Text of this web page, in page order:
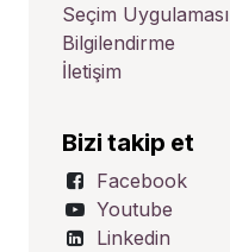
Seçim Uygulaması
Bilgilendirme
İletişim
Bizi takip et
Facebook
Youtube
Linkedin